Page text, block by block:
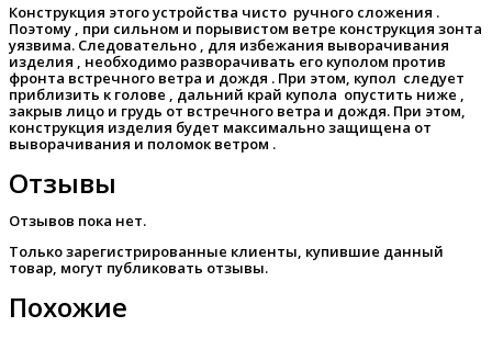
Конструкция этого устройства чисто ручного сложения .
Поэтому , при сильном и порывистом ветре конструкция зонта
уязвима. Следовательно , для избежания выворачивания
изделия , необходимо разворачивать его куполом против
фронта встречного ветра и дождя . При этом, купол следует
приблизить к голове , дальний край купола опустить ниже ,
закрыв лицо и грудь от встречного ветра и дождя. При этом,
конструкция изделия будет максимально защищена от
выворачивания и поломок ветром .
Отзывы
Отзывов пока нет.
Только зарегистрированные клиенты, купившие данный
товар, могут публиковать отзывы.
Похожие